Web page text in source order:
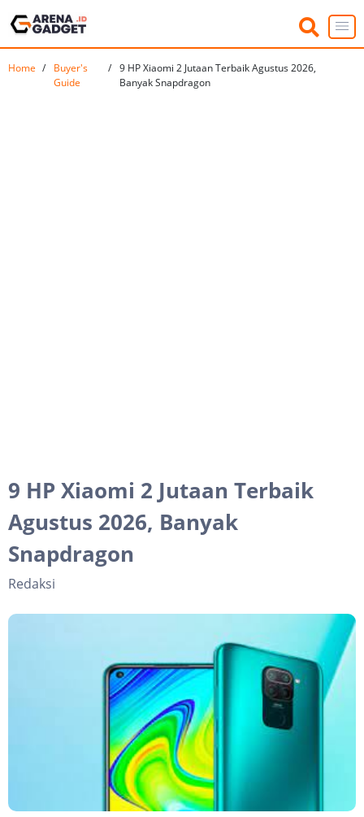
Home
Buyer's
Guide
9 HP Xiaomi 2 Jutaan Terbaik Agustus 2026,
Banyak Snapdragon
9 HP Xiaomi 2 Jutaan Terbaik
Agustus 2026, Banyak
Snapdragon
Redaksi